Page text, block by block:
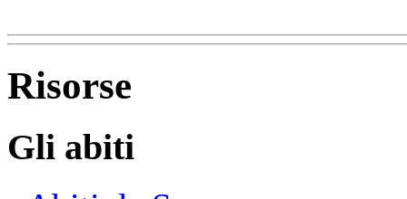
Risorse
Gli abiti